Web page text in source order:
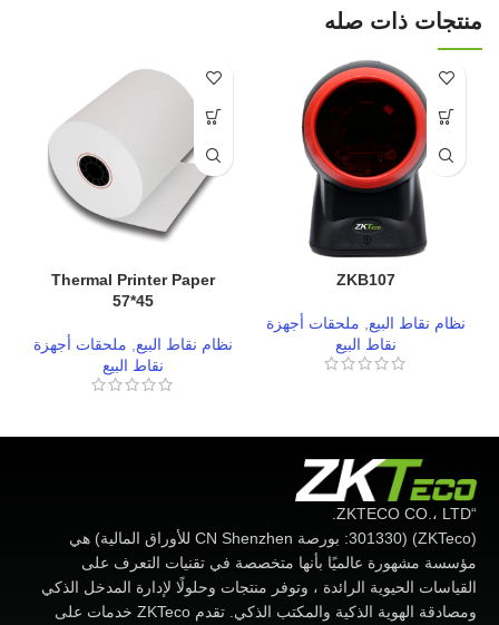
منتجات ذات صله
ZKB107
نظام نقاط البيع
ملحقات أجهزة
نقاط البيع
Thermal Printer Paper
57*45
نظام نقاط البيع
ملحقات أجهزة
نقاط البيع
“ZKTECO CO.، LTD.
(ZKTeco) (301330: بورصة CN Shenzhen للأوراق المالية) هي
مؤسسة مشهورة عالميًا بأنها متخصصة في تقنيات التعرف على
القياسات الحيوية الرائدة ، وتوفر منتجات وحلولًا لإدارة المدخل الذكي
ومصادقة الهوية الذكية والمكتب الذكي. تقدم ZKTeco خدمات على